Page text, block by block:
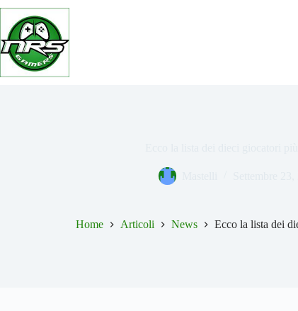
Salta
contenuto
Home Articoli News Ecco la lista dei